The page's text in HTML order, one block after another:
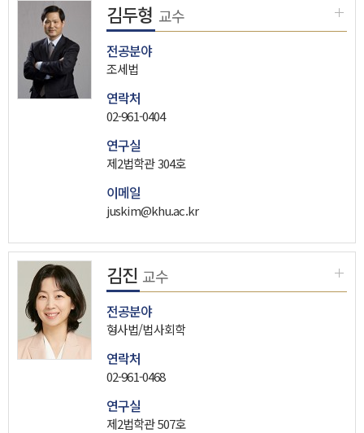
김두형 교수
전공분야
조세법
연락처
02-961-0404
연구실
제2법학관 304호
이메일
juskim@khu.ac.kr
김진 교수
전공분야
형사법/법사회학
연락처
02-961-0468
연구실
제2법학관 507호